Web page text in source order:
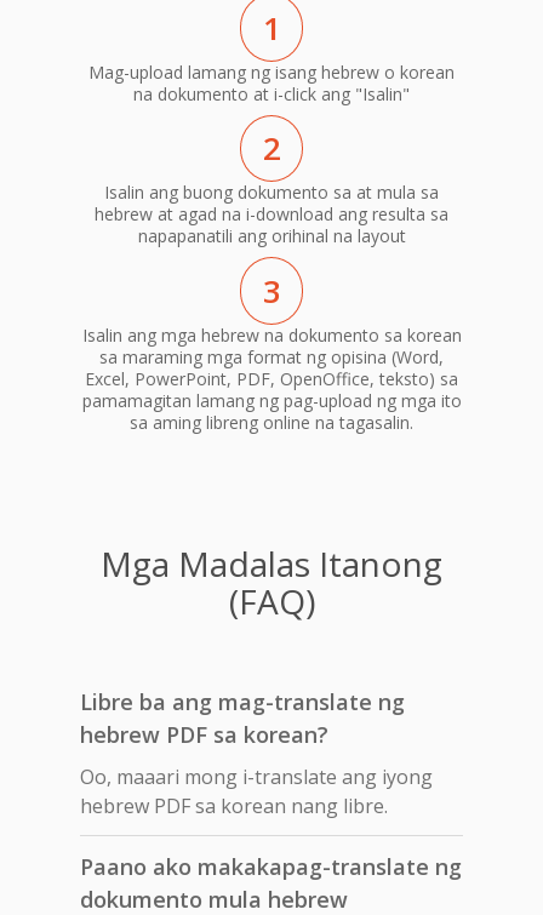
1
Mag-upload lamang ng isang hebrew o korean
na dokumento at i-click ang "Isalin"
2
Isalin ang buong dokumento sa at mula sa
hebrew at agad na i-download ang resulta sa
napapanatili ang orihinal na layout
3
Isalin ang mga hebrew na dokumento sa korean
sa maraming mga format ng opisina (Word,
Excel, PowerPoint, PDF, OpenOffice, teksto) sa
pamamagitan lamang ng pag-upload ng mga ito
sa aming libreng online na tagasalin.
Mga Madalas Itanong
(FAQ)
Libre ba ang mag-translate ng
hebrew PDF sa korean?
Oo, maaari mong i-translate ang iyong
hebrew PDF sa korean nang libre.
Paano ako makakapag-translate ng
dokumento mula hebrew